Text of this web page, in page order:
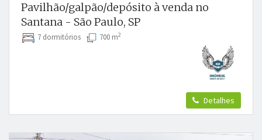
Pavilhão/galpão/depósito à venda no
Santana - São Paulo, SP
7 dormitórios 700 m2
Detalhes